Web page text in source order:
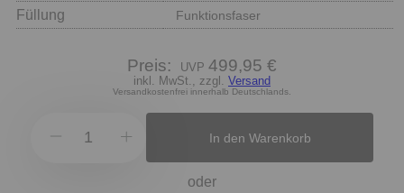
Füllung Funktionsfaser
Preis: 499,95 €
inkl. MwSt., zzgl. Versand
Versandkostenfrei innerhalb Deutschlands.
In den Warenkorb
oder